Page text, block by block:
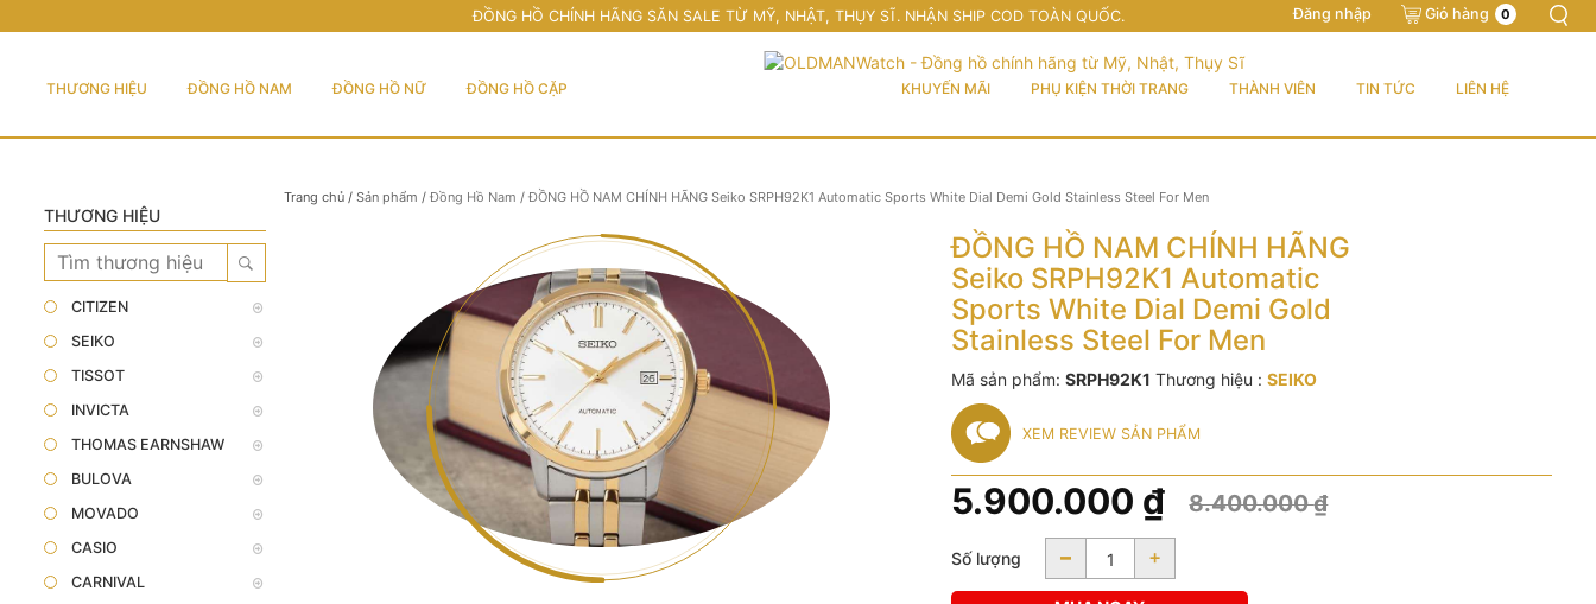
ĐỒNG HỒ CHÍNH HÃNG SĂN SALE TỪ MỸ, NHẬT, THỤY SĨ. NHẬN SHIP COD TOÀN QUỐC. Đăng nhập Giỏ hàng 0
THƯƠNG HIỆU ĐỒNG HỒ NAM ĐỒNG HỒ NỮ ĐỒNG HỒ CẶP KHUYẾN MÃI PHỤ KIỆN THỜI TRANG THÀNH VIÊN TIN TỨC LIÊN HỆ
THƯƠNG HIỆU
CITIZEN
SEIKO
TISSOT
INVICTA
THOMAS EARNSHAW
BULOVA
MOVADO
CASIO
CARNIVAL
Trang chủ/ Sản phẩm / Đồng Hồ Nam / ĐỒNG HỒ NAM CHÍNH HÃNG Seiko SRPH92K1 Automatic Sports White Dial Demi Gold Stainless Steel For Men
ĐỒNG HỒ NAM CHÍNH HÃNG
Seiko SRPH92K1 Automatic
Sports White Dial Demi Gold
Stainless Steel For Men
Mã sản phẩm:SRPH92K1 Thương hiệu :SEIKO
XEM REVIEW SẢN PHẨM
8.400.000₫
5.900.000 ₫
Số lượng - +